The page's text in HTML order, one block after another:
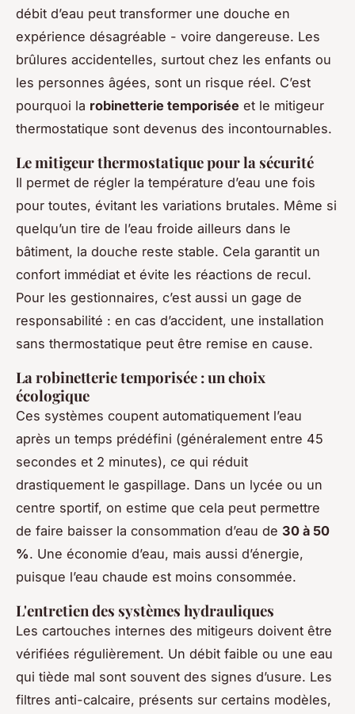
débit d’eau peut transformer une douche en
expérience désagréable - voire dangereuse. Les
brûlures accidentelles, surtout chez les enfants ou
les personnes âgées, sont un risque réel. C’est
pourquoi la robinetterie temporisée et le mitigeur
thermostatique sont devenus des incontournables.
Le mitigeur thermostatique pour la sécurité
Il permet de régler la température d’eau une fois
pour toutes, évitant les variations brutales. Même si
quelqu’un tire de l’eau froide ailleurs dans le
bâtiment, la douche reste stable. Cela garantit un
confort immédiat et évite les réactions de recul.
Pour les gestionnaires, c’est aussi un gage de
responsabilité : en cas d’accident, une installation
sans thermostatique peut être remise en cause.
La robinetterie temporisée : un choix
écologique
Ces systèmes coupent automatiquement l’eau
après un temps prédéfini (généralement entre 45
secondes et 2 minutes), ce qui réduit
drastiquement le gaspillage. Dans un lycée ou un
centre sportif, on estime que cela peut permettre
de faire baisser la consommation d’eau de 30 à 50
%. Une économie d’eau, mais aussi d’énergie,
puisque l’eau chaude est moins consommée.
L'entretien des systèmes hydrauliques
Les cartouches internes des mitigeurs doivent être
vérifiées régulièrement. Un débit faible ou une eau
qui tiède mal sont souvent des signes d’usure. Les
filtres anti-calcaire, présents sur certains modèles,